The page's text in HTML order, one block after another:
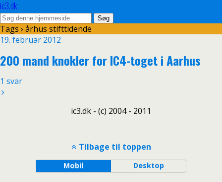
ic3.dk
Tags › århus stifttidende
19. februar 2012
200 mand knokler for IC4-toget i Aarhus
1 svar
ic3.dk - (c) 2004 - 2011
Tilbage til toppen
Mobil Desktop